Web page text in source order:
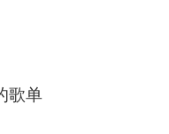
歌单